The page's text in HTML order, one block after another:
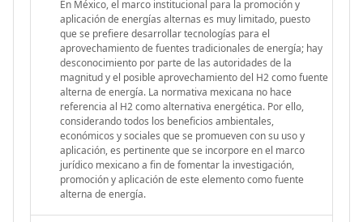
En México, el marco institucional para la promoción y
aplicación de energías alternas es muy limitado, puesto
que se prefiere desarrollar tecnologías para el
aprovechamiento de fuentes tradicionales de energía; hay
desconocimiento por parte de las autoridades de la
magnitud y el posible aprovechamiento del H2 como fuente
alterna de energía. La normativa mexicana no hace
referencia al H2 como alternativa energética. Por ello,
considerando todos los beneficios ambientales,
económicos y sociales que se promueven con su uso y
aplicación, es pertinente que se incorpore en el marco
jurídico mexicano a fin de fomentar la investigación,
promoción y aplicación de este elemento como fuente
alterna de energía.